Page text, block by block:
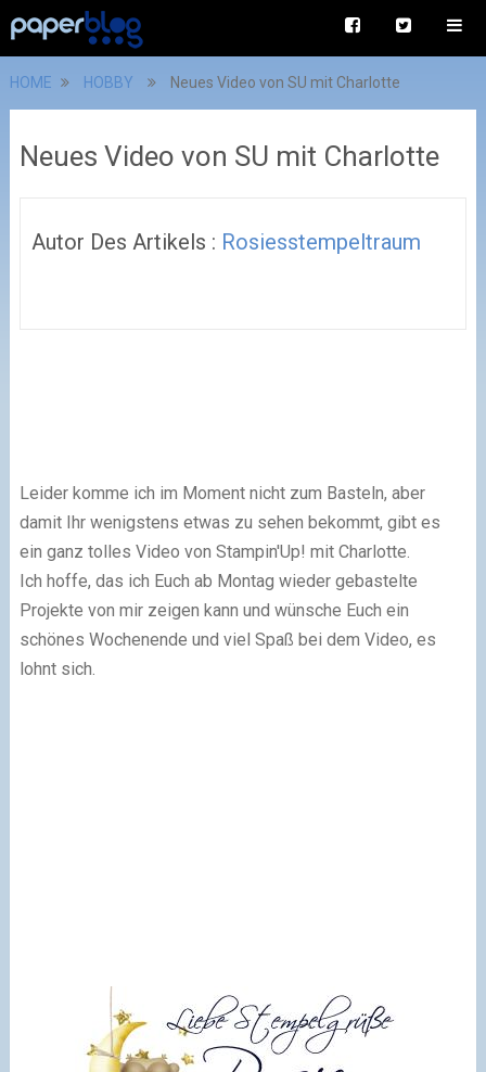
HOME HOBBY Neues Video von SU mit Charlotte
Neues Video von SU mit Charlotte
Autor Des Artikels : Rosiesstempeltraum
Leider komme ich im Moment nicht zum Basteln, aber
damit Ihr wenigstens etwas zu sehen bekommt, gibt es
ein ganz tolles Video von Stampin'Up! mit Charlotte.
Ich hoffe, das ich Euch ab Montag wieder gebastelte
Projekte von mir zeigen kann und wünsche Euch ein
schönes Wochenende und viel Spaß bei dem Video, es
lohnt sich.